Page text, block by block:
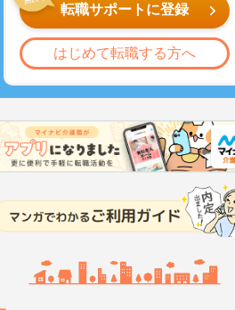
転職サポートに登録
はじめて転職する方へ